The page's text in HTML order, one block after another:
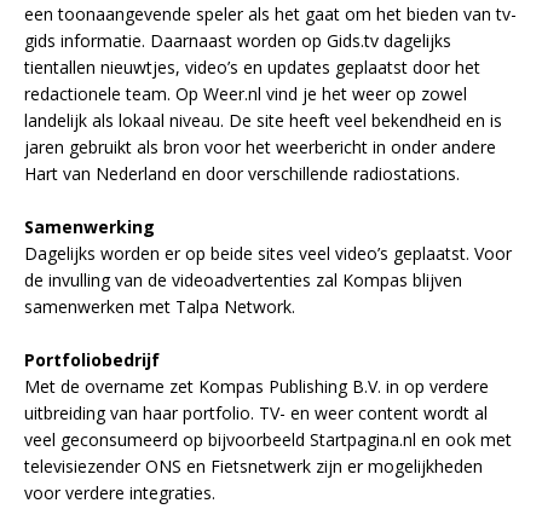
een toonaangevende speler als het gaat om het bieden van tv-
gids informatie. Daarnaast worden op Gids.tv dagelijks
tientallen nieuwtjes, video’s en updates geplaatst door het
redactionele team. Op Weer.nl vind je het weer op zowel
landelijk als lokaal niveau. De site heeft veel bekendheid en is
jaren gebruikt als bron voor het weerbericht in onder andere
Hart van Nederland en door verschillende radiostations.
Samenwerking
Dagelijks worden er op beide sites veel video’s geplaatst. Voor
de invulling van de videoadvertenties zal Kompas blijven
samenwerken met Talpa Network.
Portfoliobedrijf
Met de overname zet Kompas Publishing B.V. in op verdere
uitbreiding van haar portfolio. TV- en weer content wordt al
veel geconsumeerd op bijvoorbeeld Startpagina.nl en ook met
televisiezender ONS en Fietsnetwerk zijn er mogelijkheden
voor verdere integraties.